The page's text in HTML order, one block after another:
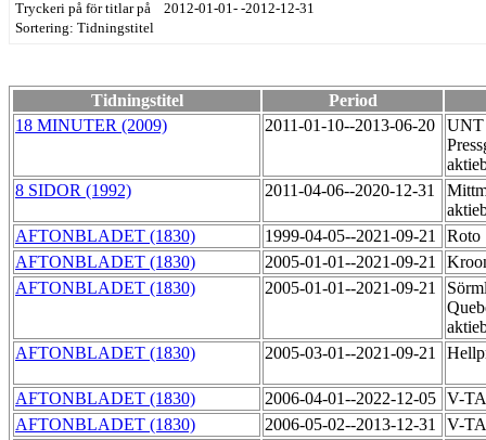
Tryckeri på för titlar på 2012-01-01- -2012-12-31
Sortering: Tidningstitel
Tidningstitel
Period
18 MINUTER (2009)
2011-01-10--2013-06-20
UNT
8 SIDOR (1992)
2011-04-06--2020-12-31
AFTONBLADET (1830)
1999-04-05--2021-09-21
Roto
AFTONBLADET (1830)
2005-01-01--2021-09-21
AFTONBLADET (1830)
2005-01-01--2021-09-21
AFTONBLADET (1830)
2005-03-01--2021-09-21
AFTONBLADET (1830) 2006-04-01--2022-12-05 V-
AFTONBLADET (1830)
2006-05-02--2013-12-31
V-